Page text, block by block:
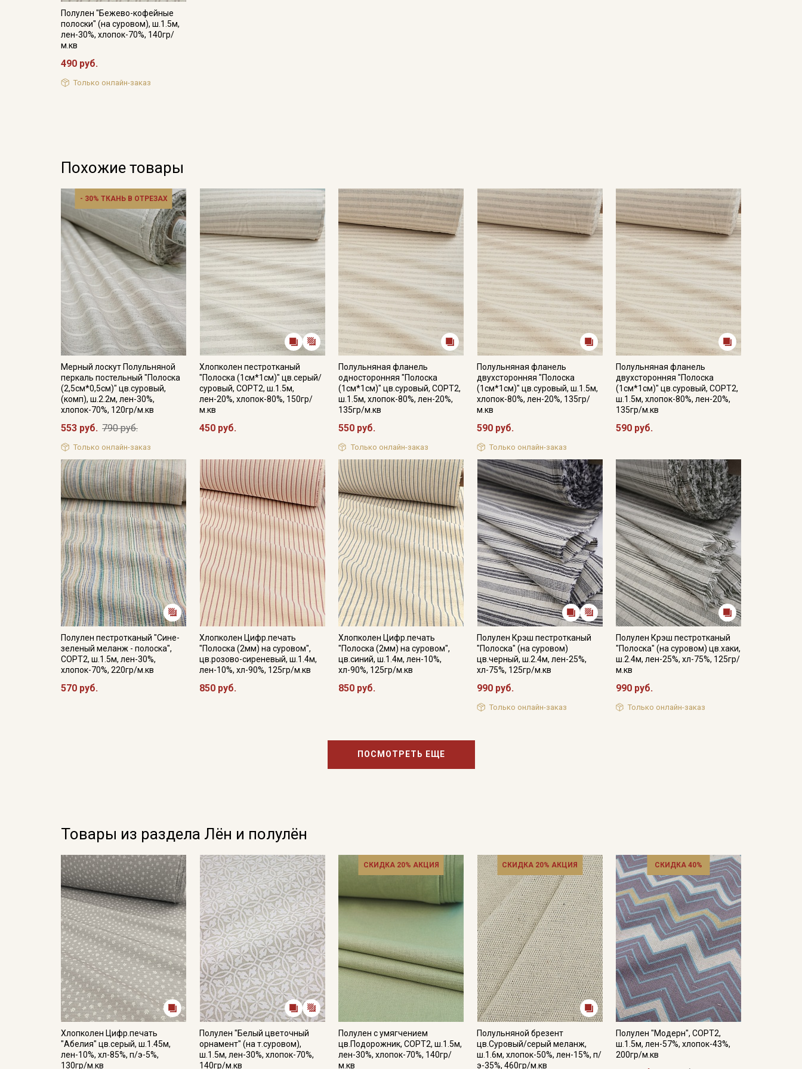
Полулен "Бежево-кофейные
полоски" (на суровом), ш.1.5м,
лен-30%, хлопок-70%, 140гр/
м.кв
490 руб.
Только онлайн-заказ
Похожие товары
- 30% ТКАНЬ В ОТРЕЗАХ
Мерный лоскут Полульняной
перкаль постельный "Полоска
(2,5см*0,5см)" цв.суровый,
(комп), ш.2.2м, лен-30%,
хлопок-70%, 120гр/м.кв
553 руб. 790 руб.
Только онлайн-заказ
Хлопколен пестротканый
"Полоска (1см*1см)" цв.серый/
суровый, СОРТ2, ш.1.5м,
лен-20%, хлопок-80%, 150гр/
м.кв
450 руб.
Полульняная фланель
односторонняя "Полоска
(1см*1см)" цв.суровый, СОРТ2,
ш.1.5м, хлопок-80%, лен-20%,
135гр/м.кв
550 руб.
Только онлайн-заказ
Полульняная фланель
двухсторонняя "Полоска
(1см*1см)" цв.суровый, ш.1.5м,
хлопок-80%, лен-20%, 135гр/
м.кв
590 руб.
Только онлайн-заказ
Полульняная фланель
двухсторонняя "Полоска
(1см*1см)" цв.суровый, СОРТ2,
ш.1.5м, хлопок-80%, лен-20%,
135гр/м.кв
590 руб.
Полулен пестротканый "Сине-
зеленый меланж - полоска",
СОРТ2, ш.1.5м, лен-30%,
хлопок-70%, 220гр/м.кв
570 руб.
Хлопколен Цифр.печать
"Полоска (2мм) на суровом",
цв.розово-сиреневый, ш.1.4м,
лен-10%, хл-90%, 125гр/м.кв
850 руб.
Хлопколен Цифр.печать
"Полоска (2мм) на суровом",
цв.синий, ш.1.4м, лен-10%,
хл-90%, 125гр/м.кв
850 руб.
Полулен Крэш пестротканый
"Полоска" (на суровом)
цв.черный, ш.2.4м, лен-25%,
хл-75%, 125гр/м.кв
990 руб.
Только онлайн-заказ
Полулен Крэш пестротканый
"Полоска" (на суровом) цв.хаки,
ш.2.4м, лен-25%, хл-75%, 125гр/
м.кв
990 руб.
Только онлайн-заказ
ПОСМОТРЕТЬ ЕЩЕ
Товары из раздела Лён и полулён
Хлопколен Цифр.печать
"Абелия" цв.серый, ш.1.45м,
лен-10%, хл-85%, п/э-5%,
130гр/м.кв
Полулен "Белый цветочный
орнамент" (на т.суровом),
ш.1.5м, лен-30%, хлопок-70%,
140гр/м.кв
СКИДКА 20% АКЦИЯ
Полулен с умягчением
цв.Подорожник, СОРТ2, ш.1.5м,
лен-30%, хлопок-70%, 140гр/
м.кв
СКИДКА 20% АКЦИЯ
Полульняной брезент
цв.Суровый/серый меланж,
ш.1.6м, хлопок-50%, лен-15%, п/
э-35%, 460гр/м.кв
СКИДКА 40%
Полулен "Модерн", СОРТ2,
ш.1.5м, лен-57%, хлопок-43%,
200гр/м.кв
Мы публикуем здесь дополнительные
промокоды и скидки до 30% на узкие
категории тканей
Электронная почта
Подписаться
Ознакомлен(а) с Политикой обработки персональных
данных
и даюСогласие на обработку персональных
Даю Согласие на получение рекламных и
информационных рассылок